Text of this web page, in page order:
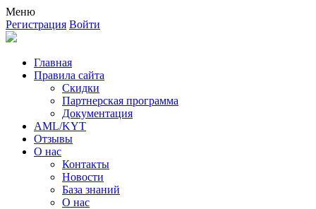
Меню
Регистрация Войти
Главная
Правила сайта
Скидки
Партнерская программа
Документация
AML/KYT
Отзывы
О нас
Контакты
Новости
База знаний
О нас